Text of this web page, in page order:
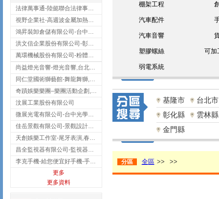
法律萬事通-陸懿聯合法律事務所
視野企業社-高週波金屬加熱設備,彰化高週波金屬加熱設備
鴻昇裝卸倉儲有限公司-台中貨櫃裝卸
洪文信企業股份有限公司-彰化鋅合金鑄造,彰化五金加工,彰化五金配件
萬環機械股份有限公司-粉體塗裝設備,輸送機,輸送機設備,台南輸送機
尚益燈光音響-燈光音響,台北燈光音響,台北燈光音響出租
同仁堂國術獅藝館-舞龍舞獅,台中舞龍舞獅
奇蹟娛樂樂團–樂團活動企劃,台中樂團表演,台中婚禮樂團
汶展工業股份有限公司
微展光電有限公司-台中光學鍍膜,optical filter taiwan,台灣光學鍍膜
佳岳景觀有限公司-景觀設計公司,台北景觀設計,台北景觀工程,中山區景觀設計
天創娛樂工作室-尾牙表演,春酒表演,板橋尾牙表演
昌全監視器有限公司-監視器安裝,高雄監視器安裝,鳳山區監視器安裝
李克手機-給您便宜好手機-手機收購,屏東手機收購
更多
更多資料
棚架工程
汽車配件
汽車音響
塑膠螺絲 可加
弱電系統
基隆市
台北市
彰化縣
雲林縣
金門縣
分區 全區 >> >>